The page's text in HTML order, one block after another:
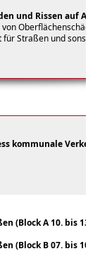
und Rissen auf
für Straßen und
kommunale
(Block A10. bis
(Block B 07. bis